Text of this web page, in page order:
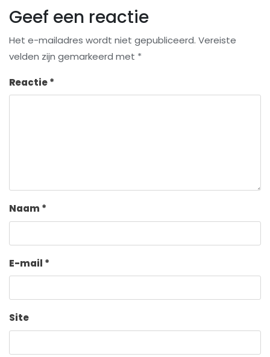
Geef een reactie
Het e-mailadres wordt niet gepubliceerd. Vereiste
velden zijn gemarkeerd met *
Reactie*
Naam *
E-mail *
Site